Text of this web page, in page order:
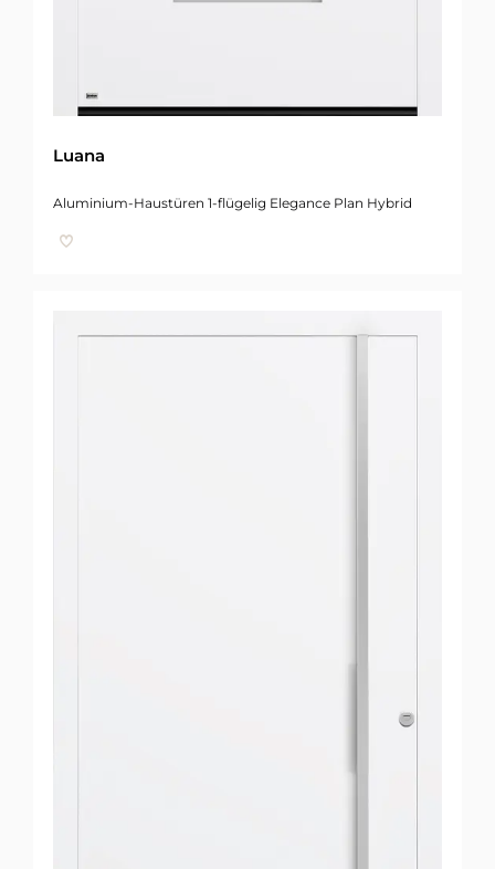
Luana
Aluminium-Haustüren 1-flügelig Elegance Plan Hybrid